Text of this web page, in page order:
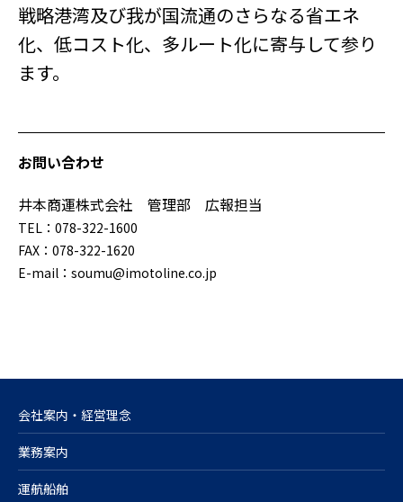
戦略港湾及び我が国流通のさらなる省エネ
化、低コスト化、多ルート化に寄与して参り
ます。
お問い合わせ
井本商運株式会社 管理部 広報担当
TEL：078-322-1600
FAX：078-322-1620
E-mail：soumu@imotoline.co.jp
会社案内・経営理念
業務案内
運航船舶